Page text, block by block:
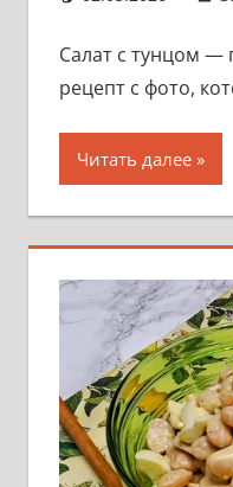
Салат с тунцом —
рецепт с фото,
Читать далее